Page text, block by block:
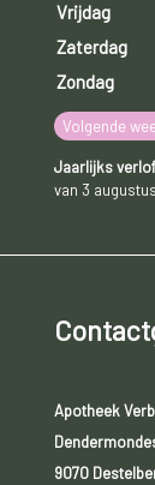
Vrijdag
Zaterdag
Zondag
Volgende
Jaarlijks verlof
van 3
Apotheek
9070